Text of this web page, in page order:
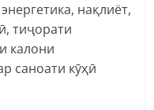
нақлиёт,
тиҷорати
калони
саноати кӯҳӣ